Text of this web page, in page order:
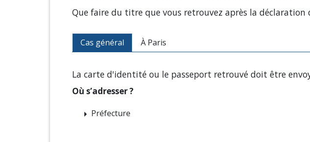
Que faire du titre que vous retrouvez après la déclaration
Cas général À Paris
La carte d'identité ou le passeport retrouvé doit être
Où s’adresser ?
arrow_right Préfecture